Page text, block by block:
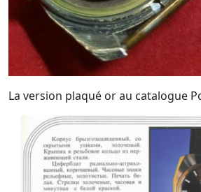
La version plaqué or au catalogue